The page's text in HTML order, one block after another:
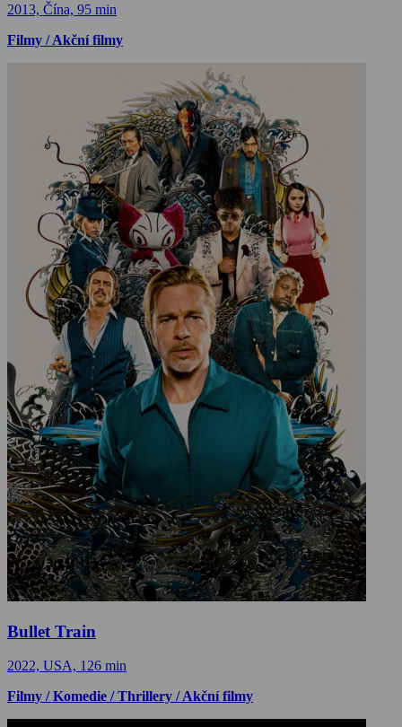
2013, Čína, 95 min
Filmy / Akční filmy
Bullet Train
2022, USA, 126 min
Filmy / Komedie / Thrillery / Akční filmy